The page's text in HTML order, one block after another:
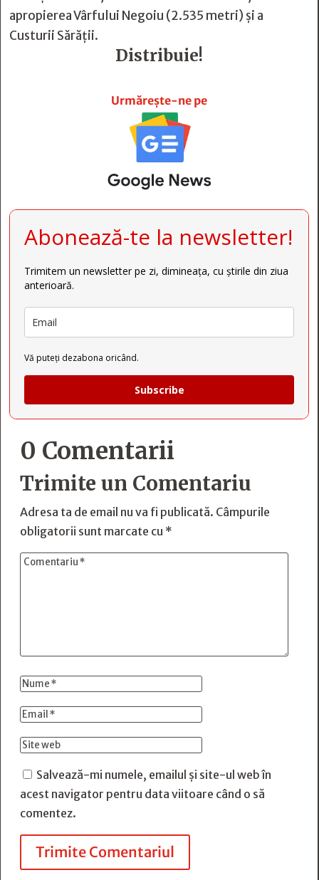
apropierea Vârfului Negoiu (2.535 metri) și a
Custurii Sărății.
Distribuie!
Urmărește-ne pe
Abonează-te la newsletter!
Trimitem un newsletter pe zi, dimineața, cu știrile din ziua
anterioară.
Vă puteți dezabona oricând.
Subscribe
0 Comentarii
Trimite un Comentariu
Adresa ta de email nu va fi publicată. Câmpurile
obligatorii sunt marcate cu *
Salvează-mi numele, emailul și site-ul web în
acest navigator pentru data viitoare când o să
comentez.
Trimite Comentariul